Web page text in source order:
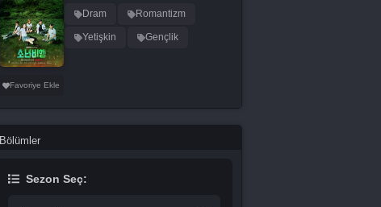
Favoriye Ekle
Dram Romantizm
Yetişkin Gençlik
Bölümler
Sezon Seç: